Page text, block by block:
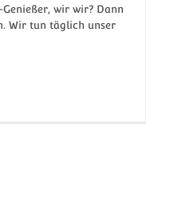
wir wir? Dann
Wir tun täglich unser